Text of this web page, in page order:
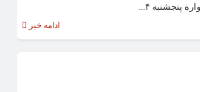
پنجشنبه ۴...
ادامه خبر